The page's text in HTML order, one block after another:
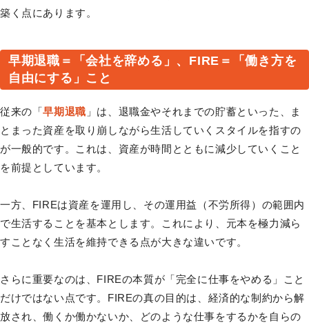
築く点にあります。
早期退職＝「会社を辞める」、FIRE＝「働き方を
自由にする」こと
従来の「早期退職 」は、退職金やそれまでの貯蓄といった、ま
とまった資産を取り崩しながら生活していくスタイルを指すの
が一般的です。これは、資産が時間とともに減少していくこと
を前提としています。
一方、FIREは資産を運用し、その運用益（不労所得）の範囲内
で生活することを基本とします。これにより、元本を極力減ら
すことなく生活を維持できる点が大きな違いです。
さらに重要なのは、FIREの本質が「完全に仕事をやめる」こと
だけではない点です。FIREの真の目的は、経済的な制約から解
放され、働くか働かないか、どのような仕事をするかを自らの